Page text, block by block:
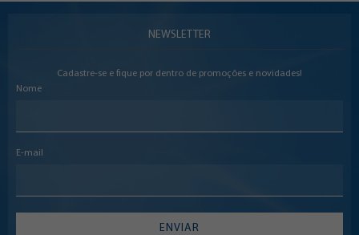
NEWSLETTER
Cadastre-se e fique por dentro de promoções e novidades!
Nome
E-mail
ENVIAR